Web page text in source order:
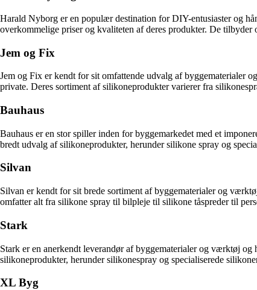
Harald Nyborg er en populær destination for DIY-entusiaster og
overkommelige priser og kvaliteten af deres produkter. De
Jem og Fix
Jem og Fix er kendt for sit omfattende udvalg af byggematerialer
private. Deres sortiment af silikoneprodukter varierer fra
Bauhaus
Bauhaus er en stor spiller inden for byggemarkedet med et
bredt udvalg af silikoneprodukter, herunder silikone spray og
Silvan
Silvan er kendt for sit brede sortiment af byggematerialer og
omfatter alt fra silikone spray til bilpleje til silikone tåspreder til
Stark
Stark er en anerkendt leverandør af byggematerialer og værktøj
silikoneprodukter, herunder silikonespray og specialiserede
XL Byg